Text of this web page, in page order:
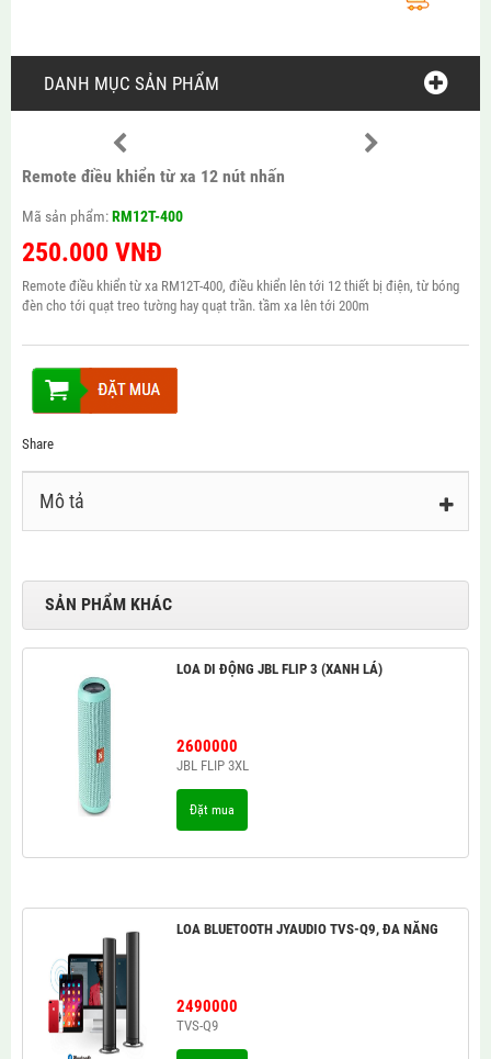
DANH MỤC SẢN PHẨM
Remote điều khiển từ xa 12 nút nhấn
Mã sản phẩm:RM12T-400
250.000 VNĐ
Remote điều khiển từ xa RM12T-400, điều khiển lên tới 12 thiết bị điện, từ bóng
đèn cho tới quạt treo tường hay quạt trần. tầm xa lên tới 200m
Share
Mô tả
SẢN PHẨM KHÁC
LOA DI ĐỘNG JBL FLIP 3 (XANH LÁ)
2600000
JBL FLIP 3XL
Đặt mua
LOA BLUETOOTH JYAUDIO TVS-Q9, ĐA NĂNG
2490000
TVS-Q9